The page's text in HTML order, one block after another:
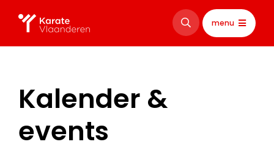
menu
Kalender &
events